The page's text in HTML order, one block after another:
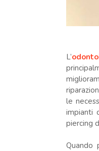
L’
le
impianti
piercing
Quando